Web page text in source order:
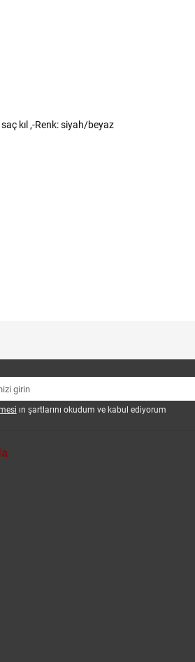
kıl ,-Renk: siyah/beyaz
ın şartlarını okudum ve kabul ediyorum